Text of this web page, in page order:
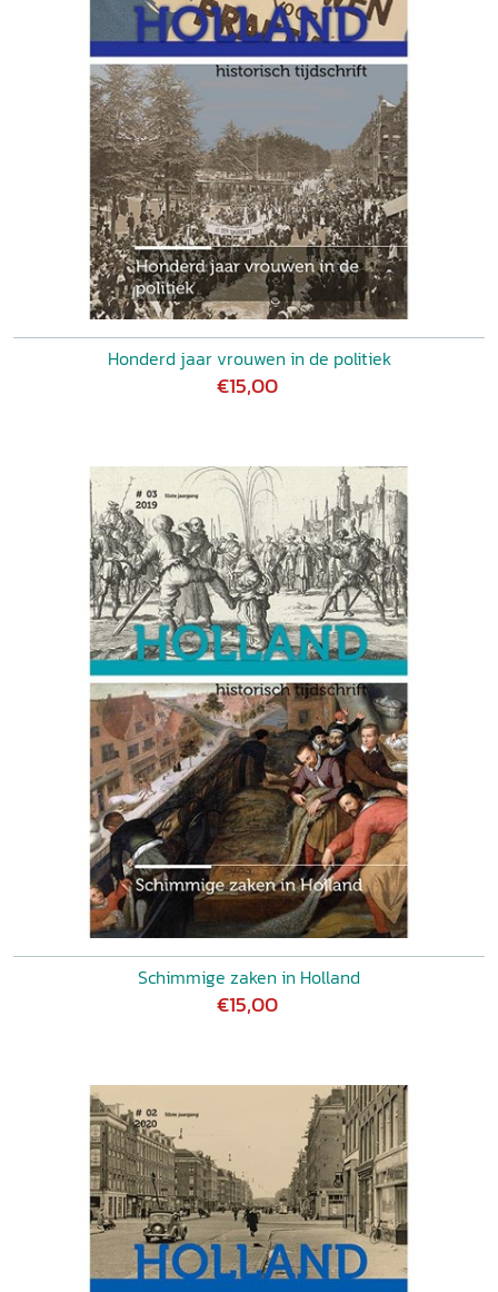
Honderd jaar vrouwen in de politiek
€15,00
Schimmige zaken in Holland
€15,00